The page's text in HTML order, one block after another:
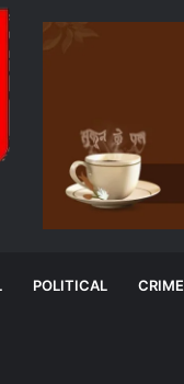
POLITICAL CRIME